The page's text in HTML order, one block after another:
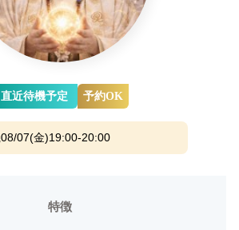
直近待機予定 予約OK
08/07(金)19:00-20:00
特徴